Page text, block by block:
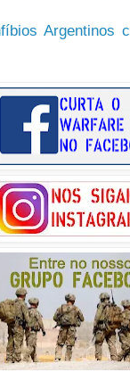
Argentinos